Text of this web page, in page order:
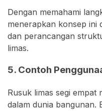
Dengan memahami
menerapkan konsep ini
dan perancangan
limas.
5. Contoh
Rusuk limas segi empat
dalam dunia bangunan.